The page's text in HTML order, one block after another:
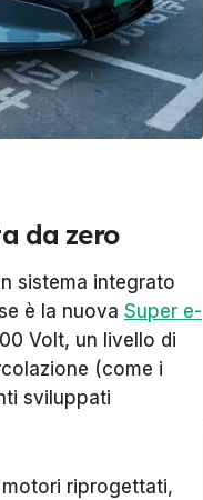
da zero
sistema integrato
è la nuova Super e-
Volt, un livello di
(come i
sviluppati
riprogettati,